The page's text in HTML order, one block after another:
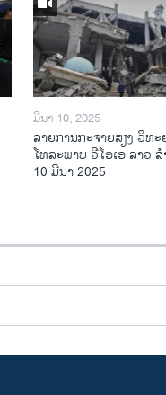
ມີນາ 10, 2025
ລາຍການກະຈາຍສຽງ ວິທະ
ໂທລະພາບ ວີໂອເອ ລາວ
10 ມີນາ 2025